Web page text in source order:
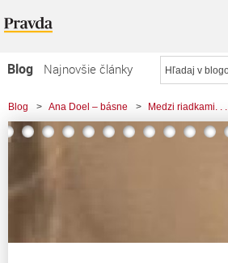
Blog
Najnovšie články
Najčítanejšie články
Najkomentovanejšie články
Komerčné blogy
Blog > Ana Doel – básne > Medzi riadkami. . .